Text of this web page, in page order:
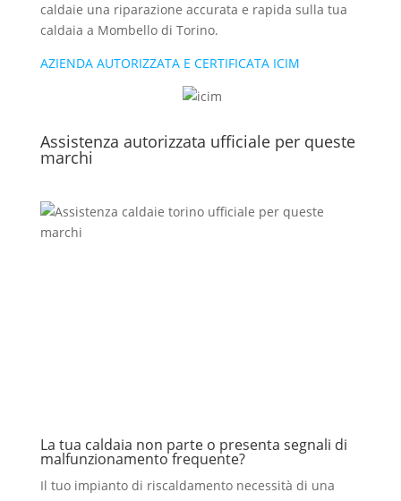
caldaie una riparazione accurata e rapida sulla tua
caldaia a Mombello di Torino.
AZIENDA AUTORIZZATA E CERTIFICATA ICIM
Assistenza autorizzata ufficiale per queste
marchi
La tua caldaia non parte o presenta segnali di
malfunzionamento frequente?
Il tuo impianto di riscaldamento necessità di una